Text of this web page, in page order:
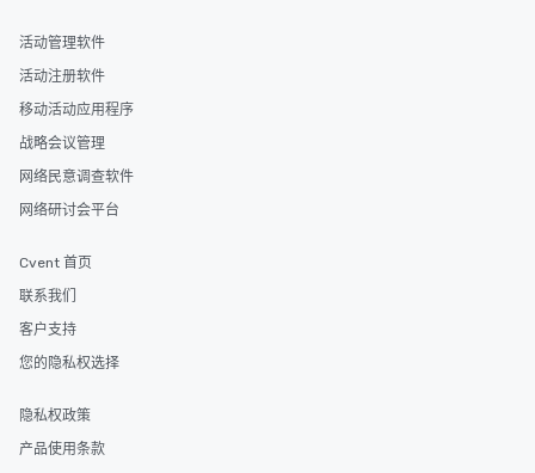
活动管理软件
活动注册软件
移动活动应用程序
战略会议管理
网络民意调查软件
网络研讨会平台
Cvent 首页
联系我们
客户支持
您的隐私权选择
隐私权政策
产品使用条款